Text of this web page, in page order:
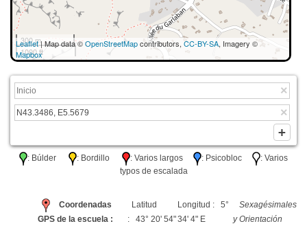
300 m
1000 ft
Leaflet| Map data ©OpenStreetMapcontributors, CC-BY-SA, Imagery ©
Mapbox
: Búlder : Bordillo : Varios largos : Psicobloc
: Varios
typos de escalada
Coordenadas
GPS de la escuela :
Latitud
: 43° 20' 54"
Longitud : 5°
34' 4" E
Sexagésimales
y Orientación